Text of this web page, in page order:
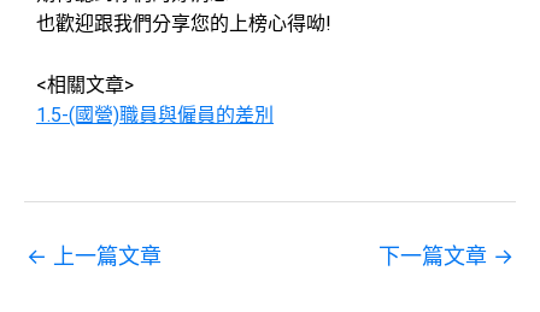
也歡迎跟我們分享您的上榜心得呦!
<相關文章>
1.5-(國營)職員與僱員的差別
← 上一篇文章 下一篇文章 →